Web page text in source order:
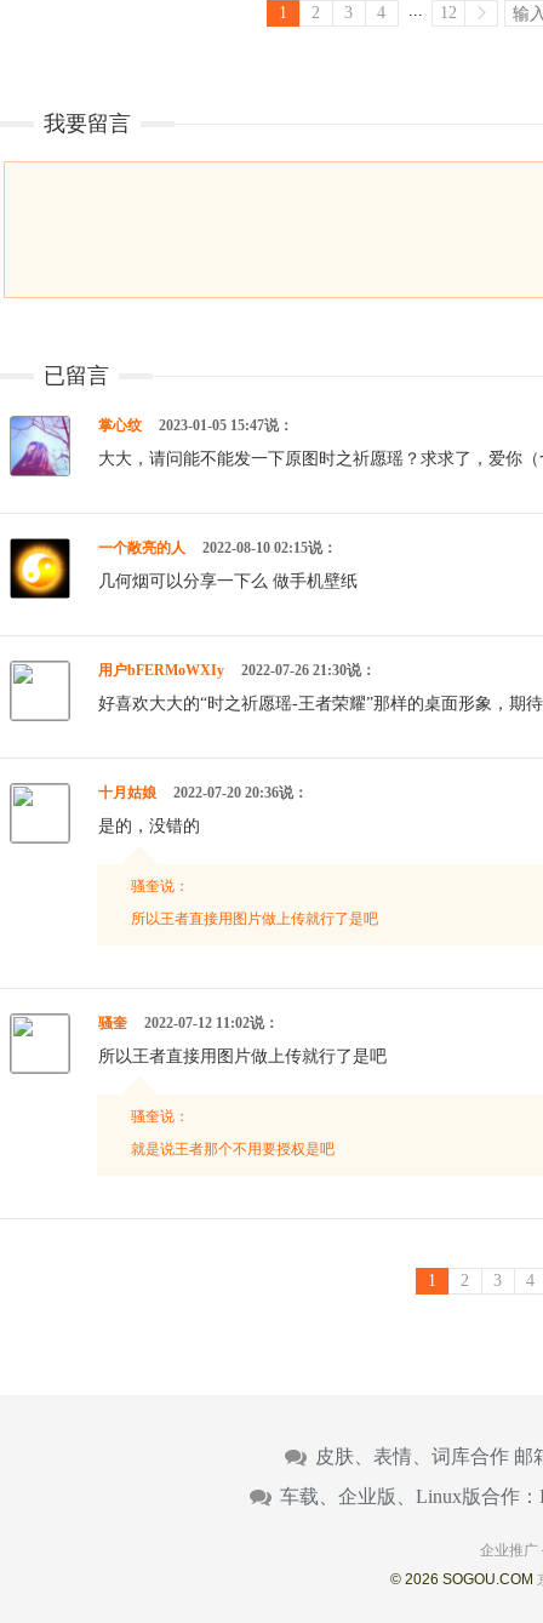
1 2 3 4 ... 12
我要留言
已留言
掌心纹 2023-01-05 15:47说：
大大，请问能不能发一下原图时之祈愿瑶？求求了，爱你
一个敞亮的人 2022-08-10 02:15说：
几何烟可以分享一下么 做手机壁纸
用户bFERMoWXIy 2022-07-26 21:30说：
好喜欢大大的“时之祈愿瑶-王者荣耀”那样的桌面形象，期
十月姑娘 2022-07-20 20:36说：
是的，没错的
骚奎说：
所以王者直接用图片做上传就行了是吧
骚奎 2022-07-12 11:02说：
所以王者直接用图片做上传就行了是吧
骚奎说：
就是说王者那个不用要授权是吧
1 2 3 4
皮肤、表情、词库合作 邮
车载、企业版、Linux版合作：
企业推广
© 2026 SOGOU.COM